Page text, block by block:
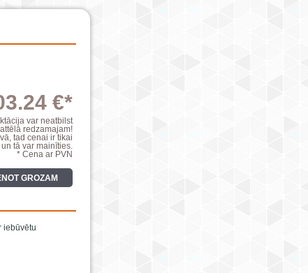
€*
var neatbilst
attēlā redzamajam!
tad cenai ir tikai
tā var mainīties.
* Cena ar PVN
GROZAM
iebūvētu